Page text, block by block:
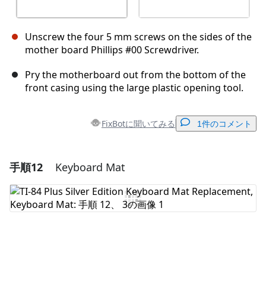
Unscrew the four 5 mm screws on the sides of the
mother board Phillips #00 Screwdriver.
Pry the motherboard out from the bottom of the
front casing using the large plastic opening tool.
FixBotに聞いてみる 1件のコメント
コメントを追加
コメントを追加
手順12 Keyboard Mat